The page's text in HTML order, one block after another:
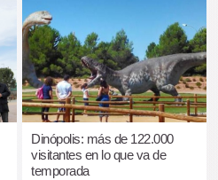
Dinópolis: más de 122.000
visitantes en lo que va de
temporada